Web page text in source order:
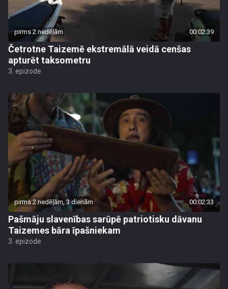
pirms 2 nedēļām 00:02:39
Četrotne Taizemē ekstremālā veidā cenšas
apturēt taksometru
3. epizode
pirms 2 nedēļām, 3 dienām 00:02:33
Pašmāju slavenības sarūpē patriotisku dāvanu
Taizemes bāra īpašniekam
3. epizode